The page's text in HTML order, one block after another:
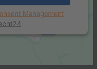
Management